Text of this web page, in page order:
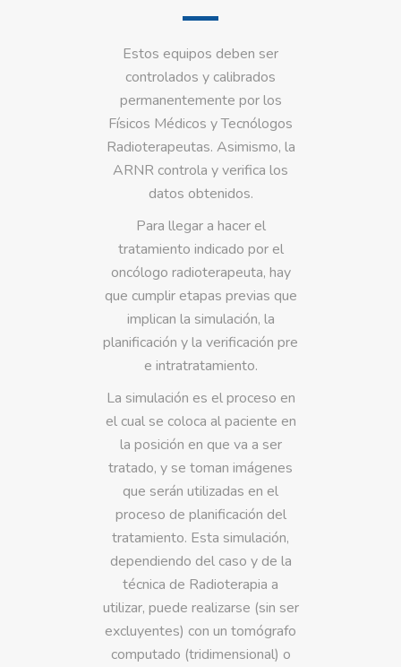
Estos equipos deben ser
controlados y calibrados
permanentemente por los
Físicos Médicos y Tecnólogos
Radioterapeutas. Asimismo, la
ARNR controla y verifica los
datos obtenidos.
Para llegar a hacer el
tratamiento indicado por el
oncólogo radioterapeuta, hay
que cumplir etapas previas que
implican la simulación, la
planificación y la verificación pre
e intratratamiento.
La simulación es el proceso en
el cual se coloca al paciente en
la posición en que va a ser
tratado, y se toman imágenes
que serán utilizadas en el
proceso de planificación del
tratamiento. Esta simulación,
dependiendo del caso y de la
técnica de Radioterapia a
utilizar, puede realizarse (sin ser
excluyentes) con un tomógrafo
computado (tridimensional) o